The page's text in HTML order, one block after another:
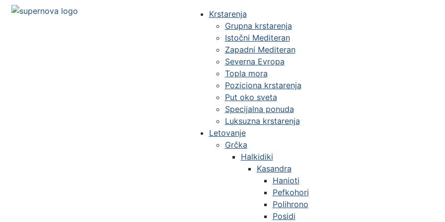
Krstarenja
Grupna krstarenja
Istočni Mediteran
Zapadni Mediteran
Severna Evropa
Topla mora
Poziciona krstarenja
Put oko sveta
Specijalna ponuda
Luksuzna krstarenja
Letovanje
Grčka
Halkidiki
Kasandra
Hanioti
Pefkohori
Polihrono
Posidi